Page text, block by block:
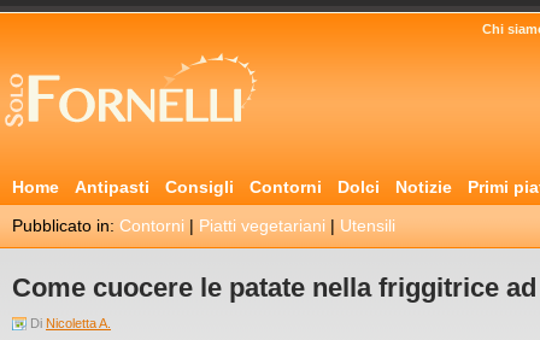
Chi
Home Antipasti Consigli Contorni Dolci Notizie
Primi
Pubblicato in: Contorni | Piatti vegetariani | Utensili
Come cuocere le patate nella friggitrice
Di Nicoletta A.